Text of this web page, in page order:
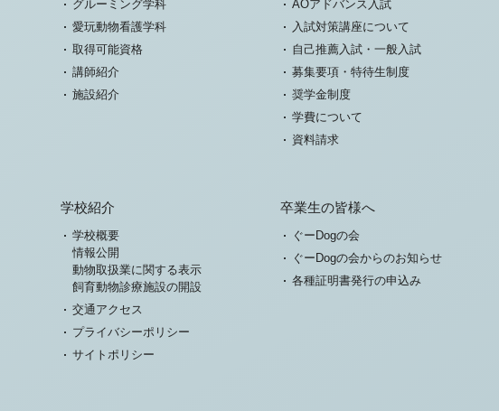
グルーミング学科
愛玩動物看護学科
取得可能資格
講師紹介
施設紹介
AOアドバンス入試
入試対策講座について
自己推薦入試・一般入試
募集要項・特待生制度
奨学金制度
学費について
資料請求
学校紹介
学校概要
情報公開
動物取扱業に関する表示
飼育動物診療施設の開設
交通アクセス
プライバシーポリシー
サイトポリシー
卒業生の皆様へ
ぐーDogの会
ぐーDogの会からのお知らせ
各種証明書発行の申込み